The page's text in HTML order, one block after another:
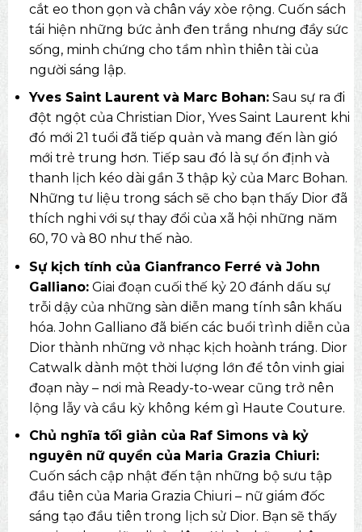
cắt eo thon gọn và chân váy xòe rộng. Cuốn sách
tái hiện những bức ảnh đen trắng nhưng đầy sức
sống, minh chứng cho tầm nhìn thiên tài của
người sáng lập.
Yves Saint Laurent và Marc Bohan:Sau sự ra đi
đột ngột của Christian Dior, Yves Saint Laurent khi
đó mới 21 tuổi đã tiếp quản và mang đến làn gió
mới trẻ trung hơn. Tiếp sau đó là sự ổn định và
thanh lịch kéo dài gần 3 thập kỷ của Marc Bohan.
Những tư liệu trong sách sẽ cho bạn thấy Dior đã
thích nghi với sự thay đổi của xã hội những năm
60, 70 và 80 như thế nào.
Sự kịch tính của Gianfranco Ferré và John
Galliano:Giai đoạn cuối thế kỷ 20 đánh dấu sự
trỗi dậy của những sàn diễn mang tính sân khấu
hóa. John Galliano đã biến các buổi trình diễn của
Dior thành những vở nhạc kịch hoành tráng. Dior
Catwalk dành một thời lượng lớn để tôn vinh giai
đoạn này – nơi mà Ready-to-wear cũng trở nên
lộng lẫy và cầu kỳ không kém gì Haute Couture.
Chủ nghĩa tối giản của Raf Simons và kỷ
nguyên nữ quyền của Maria Grazia Chiuri:
Cuốn sách cập nhật đến tận những bộ sưu tập
đầu tiên của Maria Grazia Chiuri – nữ giám đốc
sáng tạo đầu tiên trong lịch sử Dior. Bạn sẽ thấy